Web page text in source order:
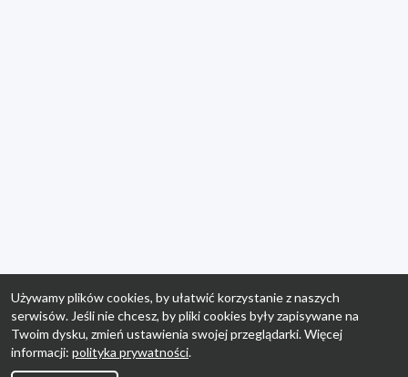
Używamy plików cookies, by ułatwić korzystanie z naszych
serwisów. Jeśli nie chcesz, by pliki cookies były zapisywane na
Twoim dysku, zmień ustawienia swojej przeglądarki. Więcej
informacji: polityka prywatności.